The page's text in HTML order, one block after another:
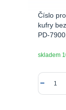
Číslo
kufry
PD-
skladem